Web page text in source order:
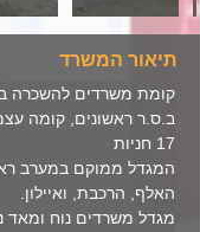
תיאור המשרד
קומת משרדים להשכרה
17 חניות
המגדל ממוקם במערב
האלף, הרכבת, ואיילון.
מגדל משרדים נוח ומאד